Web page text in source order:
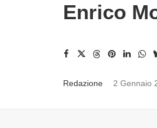
Enrico
Redazione 2 Gennaio